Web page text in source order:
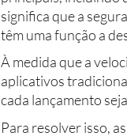
significa que a
têm uma função a
À medida que a
aplicativos
cada lançamento
Para resolver isso,